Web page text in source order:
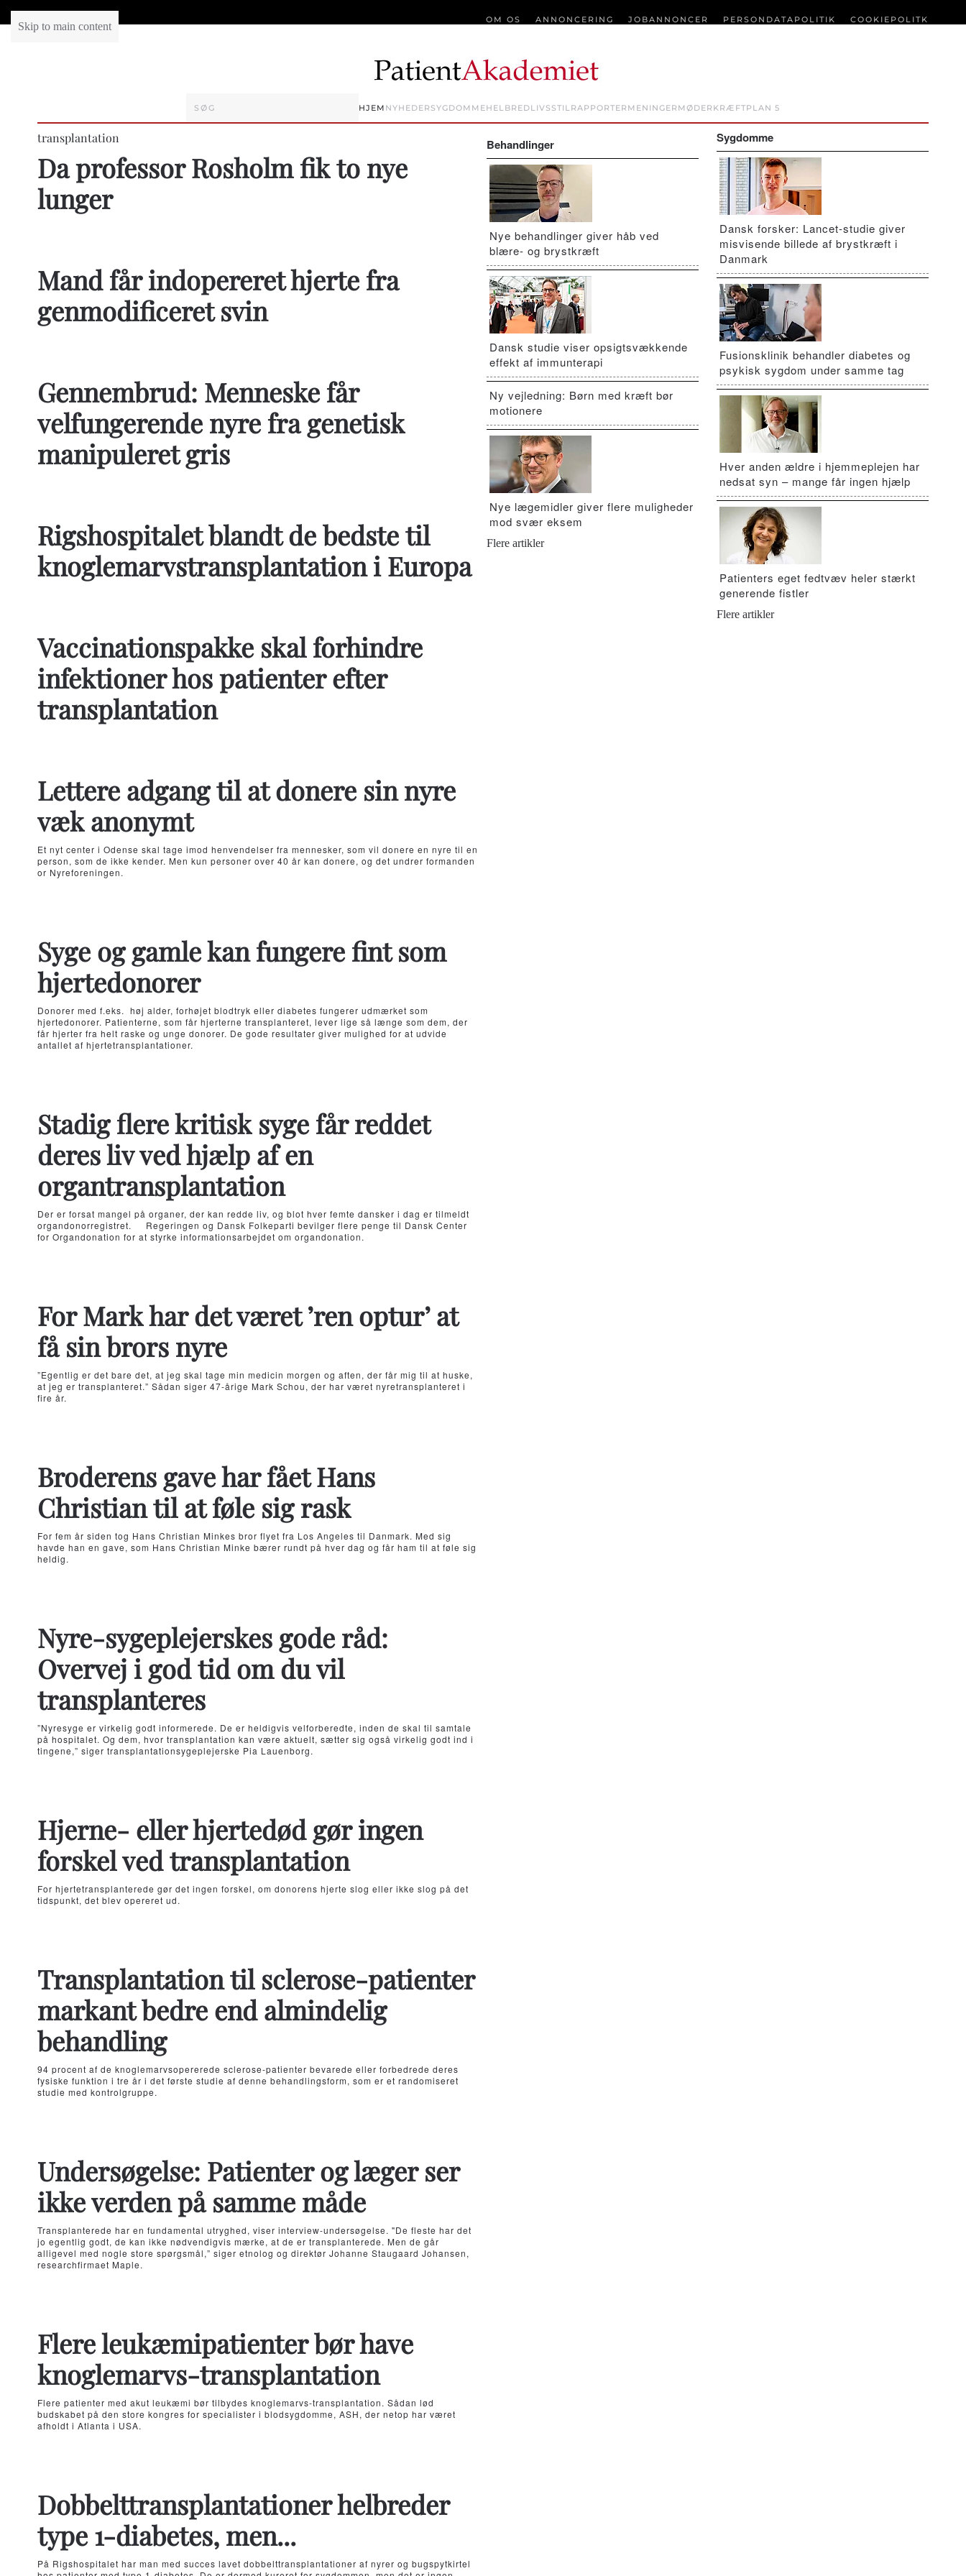
Skip to main content
OM OS ANNONCERING JOBANNONCER PERSONDATAPOLITIK COOKIEPOLITK
HJEM NYHEDER SYGDOMMEHELBREDLIVSSTILRAPPORTER MENINGER MØDER KRÆFTPLAN 5
transplantation
Da professor Rosholm fik to nye
lunger
Mand får indopereret hjerte fra
genmodificeret svin
Gennembrud: Menneske får
velfungerende nyre fra genetisk
manipuleret gris
Rigshospitalet blandt de bedste til
knoglemarvstransplantation i Europa
Vaccinationspakke skal forhindre
infektioner hos patienter efter
transplantation
Lettere adgang til at donere sin nyre
væk anonymt
Et nyt center i Odense skal tage imod henvendelser fra mennesker, som vil donere en nyre til en
person, som de ikke kender. Men kun personer over 40 år kan donere, og det undrer formanden
or Nyreforeningen.
Syge og gamle kan fungere fint som
hjertedonorer
Donorer med f.eks. høj alder, forhøjet blodtryk eller diabetes fungerer udmærket som
hjertedonorer. Patienterne, som får hjerterne transplanteret, lever lige så længe som dem, der
får hjerter fra helt raske og unge donorer. De gode resultater giver mulighed for at udvide
antallet af hjertetransplantationer.
Stadig flere kritisk syge får reddet
deres liv ved hjælp af en
organtransplantation
Der er forsat mangel på organer, der kan redde liv, og blot hver femte dansker i dag er tilmeldt
organdonorregistret. Regeringen og Dansk Folkeparti bevilger flere penge til Dansk Center
for Organdonation for at styrke informationsarbejdet om organdonation.
For Mark har det været ’ren optur’ at
få sin brors nyre
”Egentlig er det bare det, at jeg skal tage min medicin morgen og aften, der får mig til at huske,
at jeg er transplanteret.” Sådan siger 47-årige Mark Schou, der har været nyretransplanteret i
fire år.
Broderens gave har fået Hans
Christian til at føle sig rask
For fem år siden tog Hans Christian Minkes bror flyet fra Los Angeles til Danmark. Med sig
havde han en gave, som Hans Christian Minke bærer rundt på hver dag og får ham til at føle sig
heldig.
Nyre-sygeplejerskes gode råd:
Overvej i god tid om du vil
transplanteres
”Nyresyge er virkelig godt informerede. De er heldigvis velforberedte, inden de skal til samtale
på hospitalet. Og dem, hvor transplantation kan være aktuelt, sætter sig også virkelig godt ind i
tingene,” siger transplantationsygeplejerske Pia Lauenborg.
Hjerne- eller hjertedød gør ingen
forskel ved transplantation
For hjertetransplanterede gør det ingen forskel, om donorens hjerte slog eller ikke slog på det
tidspunkt, det blev opereret ud.
Transplantation til sclerose-patienter
markant bedre end almindelig
behandling
94 procent af de knoglemarvsopererede sclerose-patienter bevarede eller forbedrede deres
fysiske funktion i tre år i det første studie af denne behandlingsform, som er et randomiseret
studie med kontrolgruppe.
Undersøgelse: Patienter og læger ser
ikke verden på samme måde
Transplanterede har en fundamental utryghed, viser interview-undersøgelse. "De fleste har det
jo egentlig godt, de kan ikke nødvendigvis mærke, at de er transplanterede. Men de går
alligevel med nogle store spørgsmål,” siger etnolog og direktør Johanne Staugaard Johansen,
researchfirmaet Maple.
Flere leukæmipatienter bør have
knoglemarvs-transplantation
Flere patienter med akut leukæmi bør tilbydes knoglemarvs-transplantation. Sådan lød
budskabet på den store kongres for specialister i blodsygdomme, ASH, der netop har været
afholdt i Atlanta i USA.
Dobbelttransplantationer helbreder
type 1-diabetes, men...
På Rigshospitalet har man med succes lavet dobbelttransplantationer af nyrer og bugspytkirtel
Behandlinger
Nye behandlinger giver håb ved
blære- og brystkræft
Dansk studie viser opsigtsvækkende
effekt af immunterapi
Ny vejledning: Børn med kræft bør
motionere
Nye lægemidler giver flere muligheder
mod svær eksem
Flere artikler
Sygdomme
Dansk forsker: Lancet-studie giver
misvisende billede af brystkræft i
Danmark
Fusionsklinik behandler diabetes og
psykisk sygdom under samme tag
Hver anden ældre i hjemmeplejen har
nedsat syn – mange får ingen hjælp
Patienters eget fedtvæv heler stærkt
generende fistler
Flere artikler